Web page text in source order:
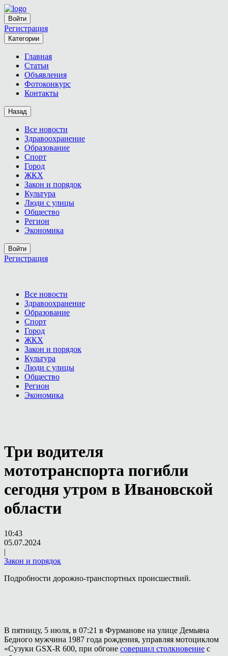
Войти
Регистрация
Категории
Главная
Статьи
Объявления
Фотоконкурс
Контакты
Назад
Все новости
Здравоохранение
Образование
Спорт
Город
ЖКХ
Закон и порядок
Культура
Люди с улицы
Общество
Регион
Экономика
Войти
Регистрация
Все новости
Здравоохранение
Образование
Спорт
Город
ЖКХ
Закон и порядок
Культура
Люди с улицы
Общество
Регион
Экономика
Три водителя
мототранспорта погибли
сегодня утром в Ивановской
области
10:43
05.07.2024
|
Закон и порядок
Подробности дорожно-транспортных происшествий.
В пятницу, 5 июля, в 07:21 в Фурманове на улице Демьяна
Бедного мужчина 1987 года рождения, управляя мотоциклом
«Сузуки GSX-R 600, при обгоне совершил столкновение с